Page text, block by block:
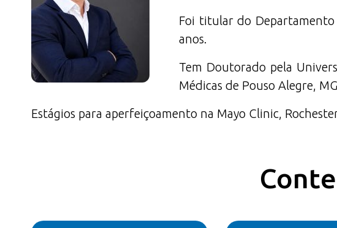
Foi titular do Departamento
anos.
Tem Doutorado pela
Médicas de Pouso Alegre,
Estágios para aperfeiçoamento na Mayo Clinic,